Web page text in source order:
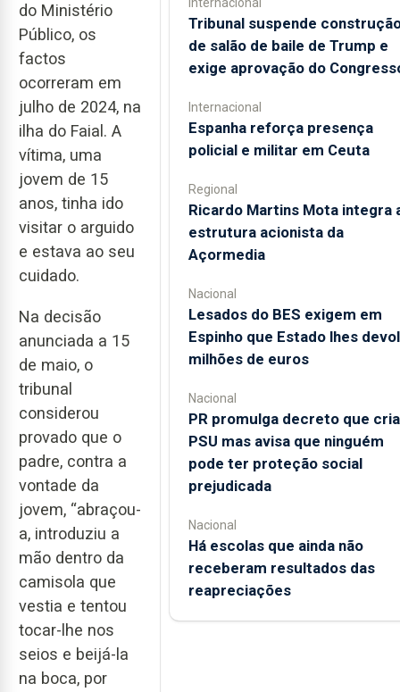
do Ministério
Público, os
factos
ocorreram em
julho de 2024, na
ilha do Faial. A
vítima, uma
jovem de 15
anos, tinha ido
visitar o arguido
e estava ao seu
cuidado.
Na decisão
anunciada a 15
de maio, o
tribunal
considerou
provado que o
padre, contra a
vontade da
jovem, “abraçou-
a, introduziu a
mão dentro da
camisola que
vestia e tentou
tocar-lhe nos
seios e beijá-la
na boca, por
Tribunal suspende
de salão de baile de Trump e
exige aprovação do
Internacional
Espanha reforça presença
policial e militar em Ceuta
Regional
Ricardo Martins Mota integra
estrutura acionista da
Açormedia
Nacional
Lesados do BES exigem em
Espinho que Estado lhes
milhões de euros
Nacional
PR promulga decreto que cria
PSU mas avisa que ninguém
pode ter proteção social
prejudicada
Nacional
Há escolas que ainda não
receberam resultados das
reapreciações